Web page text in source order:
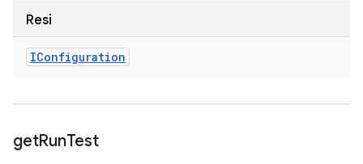
Resi
IConfiguration
getRunTest